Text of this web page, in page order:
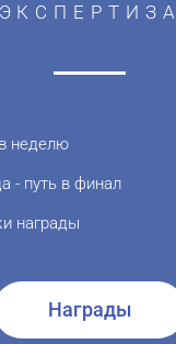
ЭКСПЕРТИЗА
неделю
- путь в финал
награды
Награды